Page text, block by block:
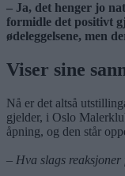
– Ja, det henger jo
formidle det positivt
ødeleggelsene, men
Viser sine
Nå er det altså
gjelder, i Oslo
åpning, og den står
– Hva slags